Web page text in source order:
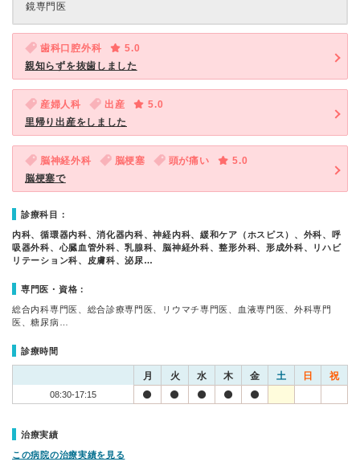
鏡専門医
歯科口腔外科
5.0
親知らずを抜歯しました
産婦人科 出産
5.0
里帰り出産をしました
脳神経外科 脳梗塞 頭が痛い
5.0
脳梗塞で
診療科目：
内科、循環器内科、消化器内科、神経内科、緩和ケア（ホスピス）、外科、呼
吸器外科、心臓血管外科、乳腺科、脳神経外科、整形外科、形成外科、リハビ
リテーション科、皮膚科、泌尿…
専門医・資格：
総合内科専門医、総合診療専門医、リウマチ専門医、血液専門医、外科専門
医、糖尿病…
診療時間
月 火 水 木 金 土 日 祝
08:30-17:15
治療実績
この病院の治療実績を見る